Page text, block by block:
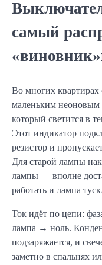
самый
Во многих
маленьким неоновым
который светится в
Этот индикатор
резистор и
Для старой лампы
лампы — вполне
работать и лампа
Ток идёт по цепи:
лампа → ноль.
подзаряжается, и
заметно в спальнях